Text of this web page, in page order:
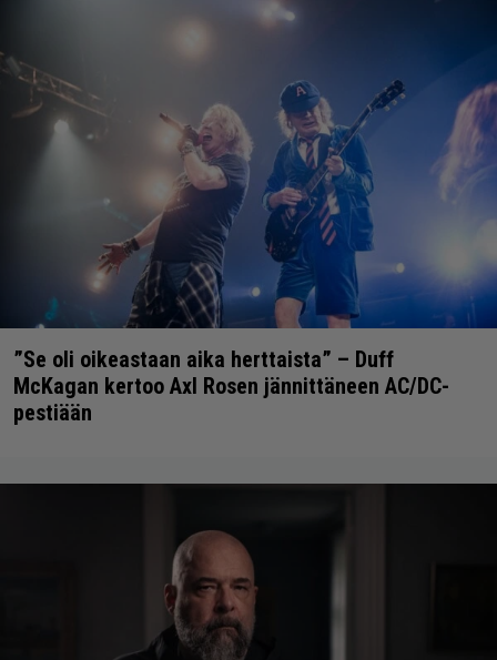
”Se oli oikeastaan aika herttaista” – Duff
McKagan kertoo Axl Rosen jännittäneen AC/DC-
pestiään